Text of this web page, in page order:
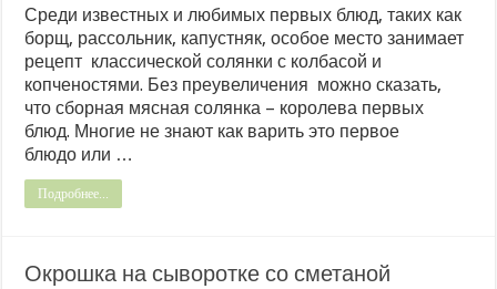
Среди известных и любимых первых блюд, таких как
борщ, рассольник, капустняк, особое место занимает
рецепт классической солянки с колбасой и
копченостями. Без преувеличения можно сказать,
что сборная мясная солянка – королева первых
блюд. Многие не знают как варить это первое
блюдо или …
Подробнее...
Окрошка на сыворотке со сметаной